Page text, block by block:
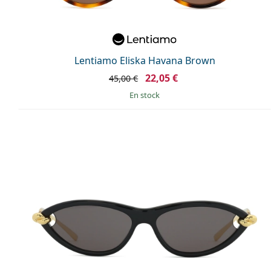
Lentiamo Eliska Havana Brown
45,00 € 22,05 €
en stock